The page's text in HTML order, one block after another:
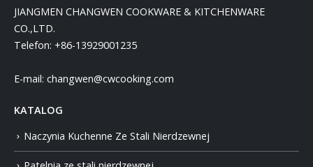
JIANGMEN CHANGWEN COOKWARE & KITCHENWARE
CO.,LTD.
Telefon: +86-13929001235
E-mail: changwen@cwcooking.com
KATALOG
Naczynia Kuchenne Ze Stali Nierdzewnej